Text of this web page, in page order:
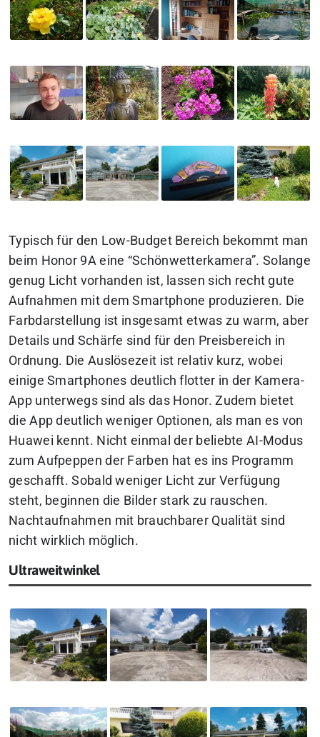
Typisch für den Low-Budget Bereich bekommt man
beim Honor 9A eine “Schönwetterkamera”. Solange
genug Licht vorhanden ist, lassen sich recht gute
Aufnahmen mit dem Smartphone produzieren. Die
Farbdarstellung ist insgesamt etwas zu warm, aber
Details und Schärfe sind für den Preisbereich in
Ordnung. Die Auslösezeit ist relativ kurz, wobei
einige Smartphones deutlich flotter in der Kamera-
App unterwegs sind als das Honor. Zudem bietet
die App deutlich weniger Optionen, als man es von
Huawei kennt. Nicht einmal der beliebte AI-Modus
zum Aufpeppen der Farben hat es ins Programm
geschafft. Sobald weniger Licht zur Verfügung
steht, beginnen die Bilder stark zu rauschen.
Nachtaufnahmen mit brauchbarer Qualität sind
nicht wirklich möglich.
Ultraweitwinkel